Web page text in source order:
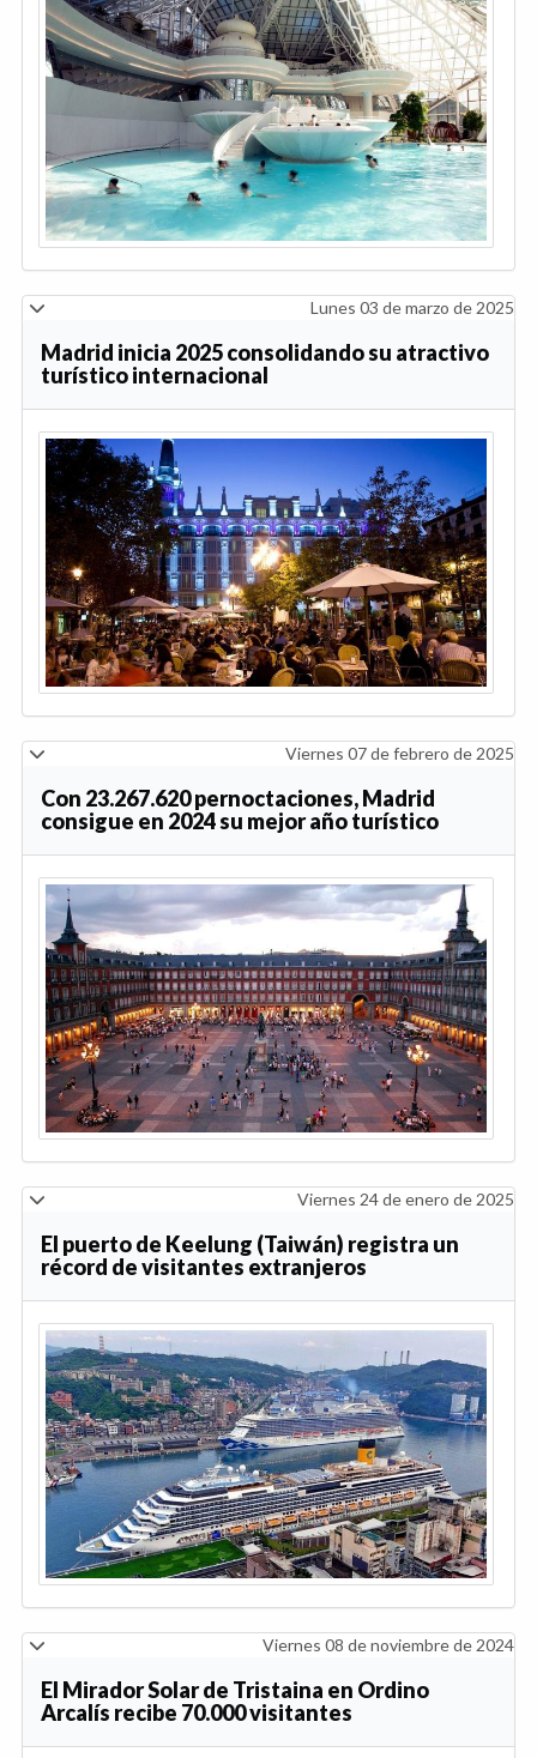
Lunes 03 de marzo de 2025
Madrid inicia 2025 consolidando su atractivo
turístico internacional
Viernes 07 de febrero de 2025
Con 23.267.620 pernoctaciones, Madrid
consigue en 2024 su mejor año turístico
Viernes 24 de enero de 2025
El puerto de Keelung (Taiwán) registra un
récord de visitantes extranjeros
Viernes 08 de noviembre de 2024
El Mirador Solar de Tristaina en Ordino
Arcalís recibe 70.000 visitantes